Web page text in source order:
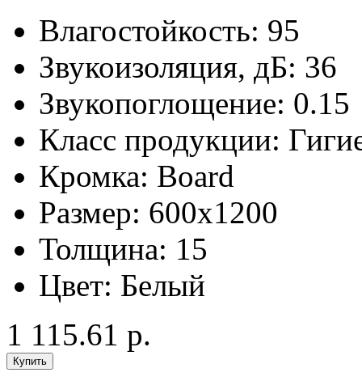
Влагостойкость: 95
Звукоизоляция, дБ: 36
Звукопоглощение: 0.15
Класс продукции:
Кромка: Board
Размер: 600x1200
Толщина: 15
Цвет: Белый
1 115.61 р.